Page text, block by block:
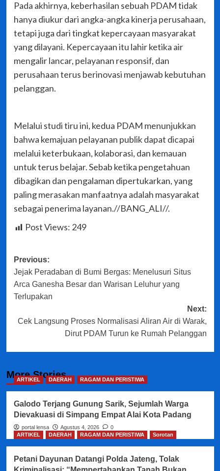
Pada akhirnya, keberhasilan sebuah PDAM tidak
hanya diukur dari angka-angka kinerja perusahaan,
tetapi juga dari tingkat kepercayaan masyarakat
yang dilayani. Kepercayaan itu lahir ketika air
mengalir lancar, pelayanan responsif, dan
perusahaan terus berinovasi menjawab kebutuhan
pelanggan.
Melalui studi tiru ini, kedua PDAM menunjukkan
bahwa kemajuan pelayanan publik dapat dicapai
melalui keterbukaan, kolaborasi, dan kemauan
untuk terus belajar. Sebab ketika pengetahuan
dibagikan dan pengalaman dipertukarkan, yang
paling merasakan manfaatnya adalah masyarakat
sebagai penerima layanan.//BANG_ALI//.
Post Views: 249
Post
navigation
Previous:
Jejak Peradaban di Bumi Bergas: Menelusuri Situs
Arca Ganesha Besar dan Warisan Leluhur yang
Terlupakan
Next:
Cek Langsung Proses Normalisasi Aliran Air di Warak,
Dirut PDAM Turun ke Rumah Pelanggan
More Stories
ARTIKEL DAERAH RAGAM DAN PERISTIWA
Galodo Terjang Gunung Sarik, Sejumlah Warga
Dievakuasi di Simpang Empat Alai Kota Padang
portal lensa Agustus 4, 2026
0
ARTIKEL
DAERAH RAGAM DAN PERISTIWA Sorotan
Petani Dayunan Datangi Polda Jateng, Tolak